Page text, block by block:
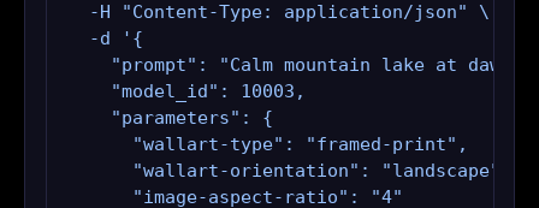
  -H "Content-Type: application/json" \
  -d '{
    "prompt": "Calm mountain lake at dawn",
    "model_id": 10003,
    "parameters": {
      "wallart-type": "framed-print",
      "wallart-orientation": "landscape",
      "image-aspect-ratio": "4"